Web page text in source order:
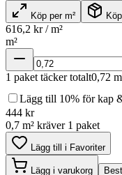
Köp per m²
616,2 kr / m²
m²
1 paket täcker totalt0,72
Lägg till 10% för kap
444 kr
0,7 m² kräver 1 paket
Lägg till i Favoriter
Lägg i varukorg